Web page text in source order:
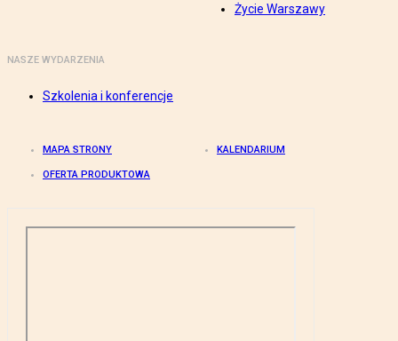
Życie Warszawy
NASZE WYDARZENIA
Szkolenia i konferencje
MAPA STRONY KALENDARIUM
OFERTA PRODUKTOWA